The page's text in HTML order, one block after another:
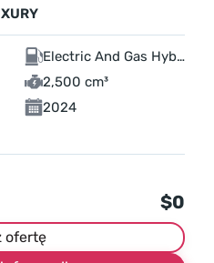
Electric And Gas Hybrid
2,500 cm³
2024
$0
ofertę